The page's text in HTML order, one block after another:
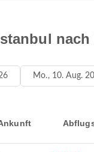
Mo., 10. Aug.